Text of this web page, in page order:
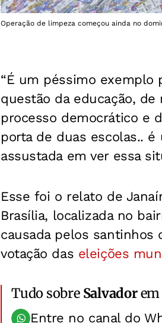
Operação de limpeza começou ainda no
“É um péssimo exemplo
questão da educação,
processo democrático e
porta de duas escolas..
assustada em ver essa
Esse foi o relato de
Brasília, localizada no
causada pelos santinhos
votação das eleições
Tudo sobre Salvadorem
Entre no canal do